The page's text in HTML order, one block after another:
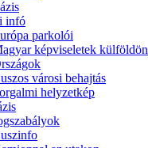
infó
parkolói
képviseletek külföldön
városi behajtás
helyzetkép